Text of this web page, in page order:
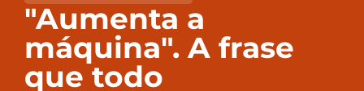
"Aumenta a
máquina". A frase
que todo